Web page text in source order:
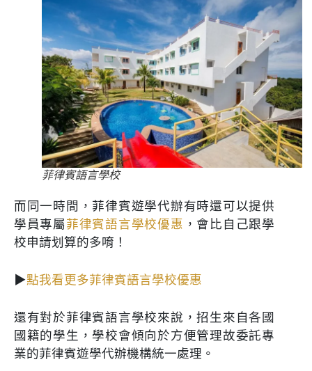
菲律賓語言學校
而同一時間，菲律賓遊學代辦有時還可以提供
學員專屬 菲律賓語言學校優惠 ，會比自己跟學
校申請划算的多唷！
▶點我看更多菲律賓語言學校優惠
還有對於菲律賓語言學校來說，招生來自各國
國籍的學生，學校會傾向於方便管理故委託專
業的菲律賓遊學代辦機構統一處理。